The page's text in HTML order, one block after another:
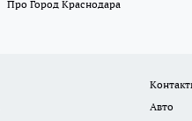
Про Город Краснодара
Авто